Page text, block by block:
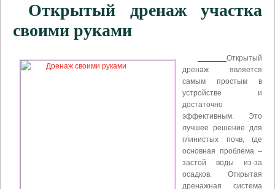
Открытый дренаж участка
своими руками
Открытый
дренаж является
самым простым в
устройстве и
достаточно
эффективным. Это
лучшее решение для
глинистых почв, где
основная проблема –
застой воды из-за
осадков. Открытая
дренажная система